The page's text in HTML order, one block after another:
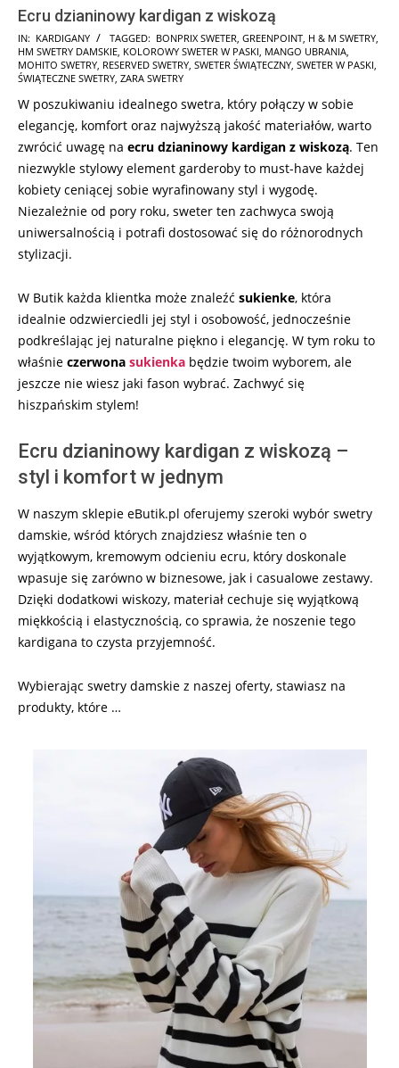
Ecru dzianinowy kardigan z wiskozą
2025-
11-
20
IN: KARDIGANY TAGGED: BONPRIX SWETER GREENPOINT H & M SWETRY
HM SWETRY DAMSKIE KOLOROWY SWETER W PASKI MANGO UBRANIA
MOHITO SWETRY RESERVED SWETRY SWETER ŚWIĄTECZNY SWETER W PASKI
ŚWIĄTECZNE SWETRY ZARA SWETRY
W poszukiwaniu idealnego swetra, który połączy w sobie
elegancję, komfort oraz najwyższą jakość materiałów, warto
zwrócić uwagę na ecru dzianinowy kardigan z wiskozą. Ten
niezwykle stylowy element garderoby to must-have każdej
kobiety ceniącej sobie wyrafinowany styl i wygodę.
Niezależnie od pory roku, sweter ten zachwyca swoją
uniwersalnością i potrafi dostosować się do różnorodnych
stylizacji.
W Butik każda klientka może znaleźć sukienke, która
idealnie odzwierciedli jej styl i osobowość, jednocześnie
podkreślając jej naturalne piękno i elegancję. W tym roku to
właśnie czerwona sukienka będzie twoim wyborem, ale
jeszcze nie wiesz jaki fason wybrać. Zachwyć się
hiszpańskim stylem!
Ecru dzianinowy kardigan z wiskozą –
styl i komfort w jednym
W naszym sklepie eButik.pl oferujemy szeroki wybór swetry
damskie, wśród których znajdziesz właśnie ten o
wyjątkowym, kremowym odcieniu ecru, który doskonale
wpasuje się zarówno w biznesowe, jak i casualowe zestawy.
Dzięki dodatkowi wiskozy, materiał cechuje się wyjątkową
miękkością i elastycznością, co sprawia, że noszenie tego
kardigana to czysta przyjemność.
Wybierając swetry damskie z naszej oferty, stawiasz na
produkty, które …